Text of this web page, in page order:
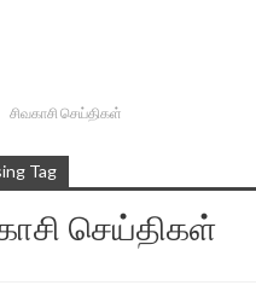
சிவகாசி செய்திகள்
Tag
செய்திகள்